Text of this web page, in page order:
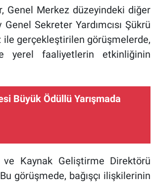
Genel Merkez düzeyindeki diğer
Sekreter Yardımcısı Şükrü
ile gerçekleştirilen görüşmelerde,
yerel faaliyetlerin etkinliğinin
Büyük Ödüllü Yarışmada
Kaynak Geliştirme Direktörü
görüşmede, bağışçı ilişkilerinin